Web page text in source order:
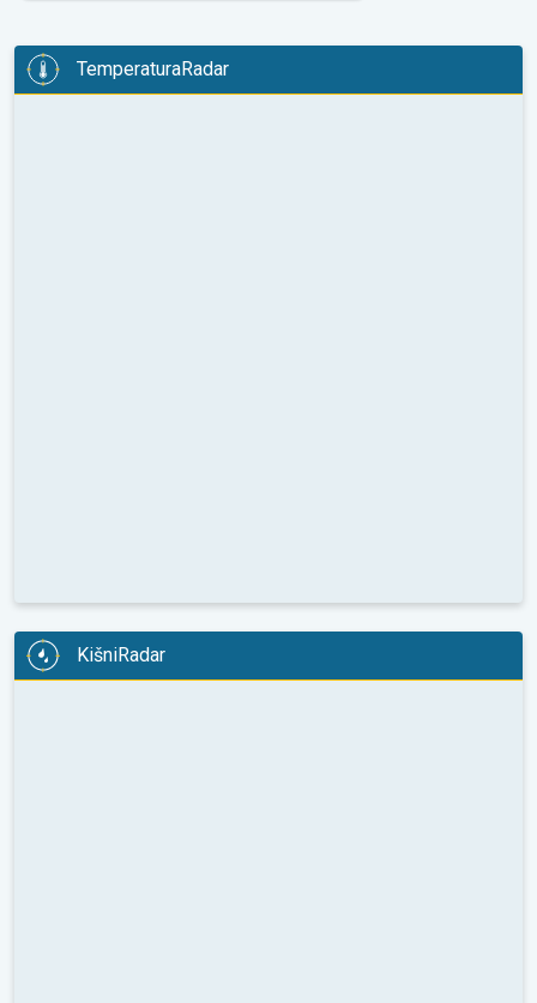
TemperaturaRadar
KišniRadar